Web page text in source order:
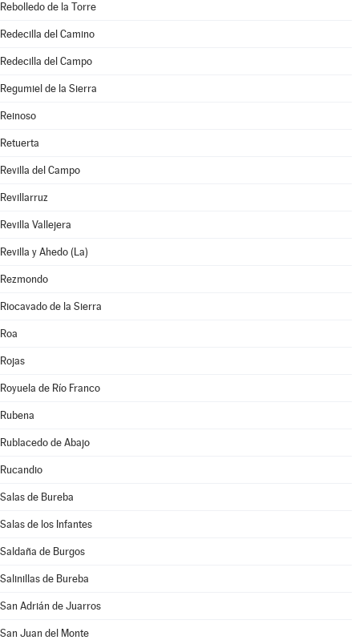
Rebolledo de la Torre
Redecilla del Camino
Redecilla del Campo
Regumiel de la Sierra
Reinoso
Retuerta
Revilla del Campo
Revillarruz
Revilla Vallejera
Revilla y Ahedo (La)
Rezmondo
Riocavado de la Sierra
Roa
Rojas
Royuela de Río Franco
Rubena
Rublacedo de Abajo
Rucandio
Salas de Bureba
Salas de los Infantes
Saldaña de Burgos
Salinillas de Bureba
San Adrián de Juarros
San Juan del Monte